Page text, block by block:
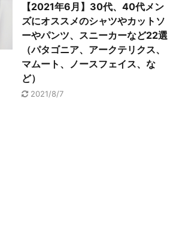
【2021年6月】30代、40代メン
ズにオススメのシャツやカットソ
ーやパンツ、スニーカーなど22選
（パタゴニア、アークテリクス、
マムート、ノースフェイス、な
ど）
2021/8/7